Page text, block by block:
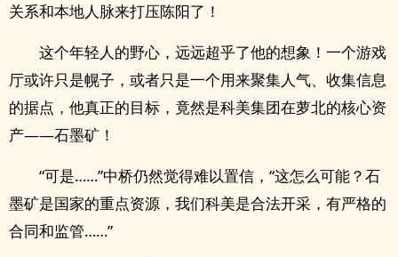
关系和本地人脉来打压陈阳了！
这个年轻人的野心，远远超乎了他的想象！一个游戏
厅或许只是幌子，或者只是一个用来聚集人气、收集信息
的据点，他真正的目标，竟然是科美集团在萝北的核心资
产——石墨矿！
“可是……”中桥仍然觉得难以置信，“这怎么可能？石
墨矿是国家的重点资源，我们科美是合法开采，有严格的
合同和监管……”